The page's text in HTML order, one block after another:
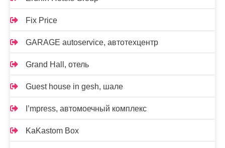
Fix Price
GARAGE autoservice, автотехцентр
Grand Hall, отель
Guest house in gesh, шале
I’mpress, автомоечный комплекс
KaKastom Box